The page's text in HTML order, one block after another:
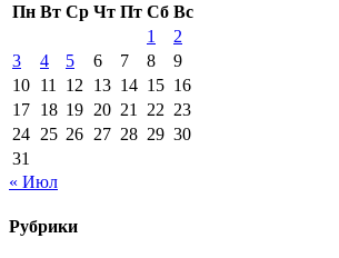
Пн Вт Ср Чт Пт Сб Вс
1
2
3
4 5 6 7 8
9
10 11 12 13 14 15 16
17 18 19 20 21 22 23
24 25 26 27 28 29 30
31
« Июл
Рубрики